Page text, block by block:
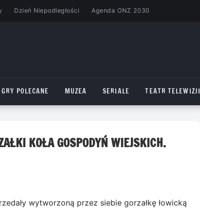
Dzień Niepodległości Agenda ONZ 2030
GRY POLECANE MUZEA SERIALE TEATR TELEWIZJI
KOŁA GOSPODYŃ WIEJSKICH.
wytworzoną przez siebie gorzałkę łowicką